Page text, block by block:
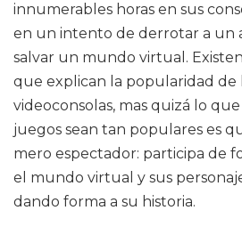
innumerables horas en sus
en un intento de derrotar a un
salvar un mundo virtual.
que explican la popularidad de
videoconsolas, mas quizá lo
juegos sean tan populares es
mero espectador: participa de
el mundo virtual y sus
dando forma a su historia.